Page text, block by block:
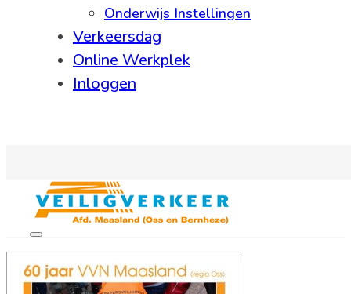
Onderwijs Instellingen
Verkeersdag
Online Werkplek
Inloggen